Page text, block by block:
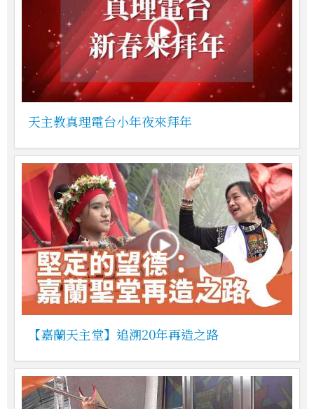
天主教真理電台小年夜來拜年
【嘉蘭天主堂】追溯20年再造之路